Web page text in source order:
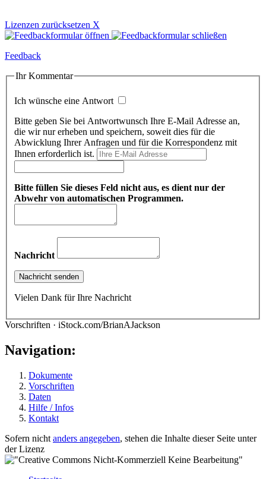
Lizenzen zurücksetzen X
Feedback
Ihr Kommentar
Ich wünsche eine Antwort
Bitte geben Sie bei Antwortwunsch Ihre E-Mail Adresse an,
die wir nur erheben und speichern, soweit dies für die
Abwicklung Ihrer Anfragen und für die Korrespondenz mit
Ihnen erforderlich ist.
Bitte füllen Sie dieses Feld nicht aus, es dient nur der
Abwehr von automatischen Programmen.
Nachricht
Vielen Dank für Ihre Nachricht
Vorschriften · iStock.com/BrianAJackson
Navigation:
Dokumente
Vorschriften
Daten
Hilfe / Infos
Kontakt
Sofern nicht anders angegeben, stehen die Inhalte dieser Seite unter
der Lizenz